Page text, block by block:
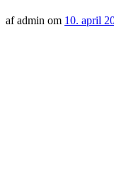
af admin om 10. april